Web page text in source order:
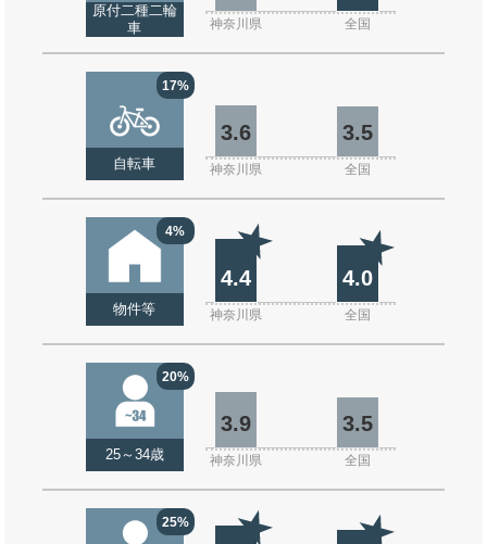
原付二種二輪
車
神奈川県 全国
17%
自転車
3.6 3.5
神奈川県 全国
4%
物件等
4.4 4.0
神奈川県 全国
20%
25～34歳
3.9 3.5
神奈川県 全国
25%